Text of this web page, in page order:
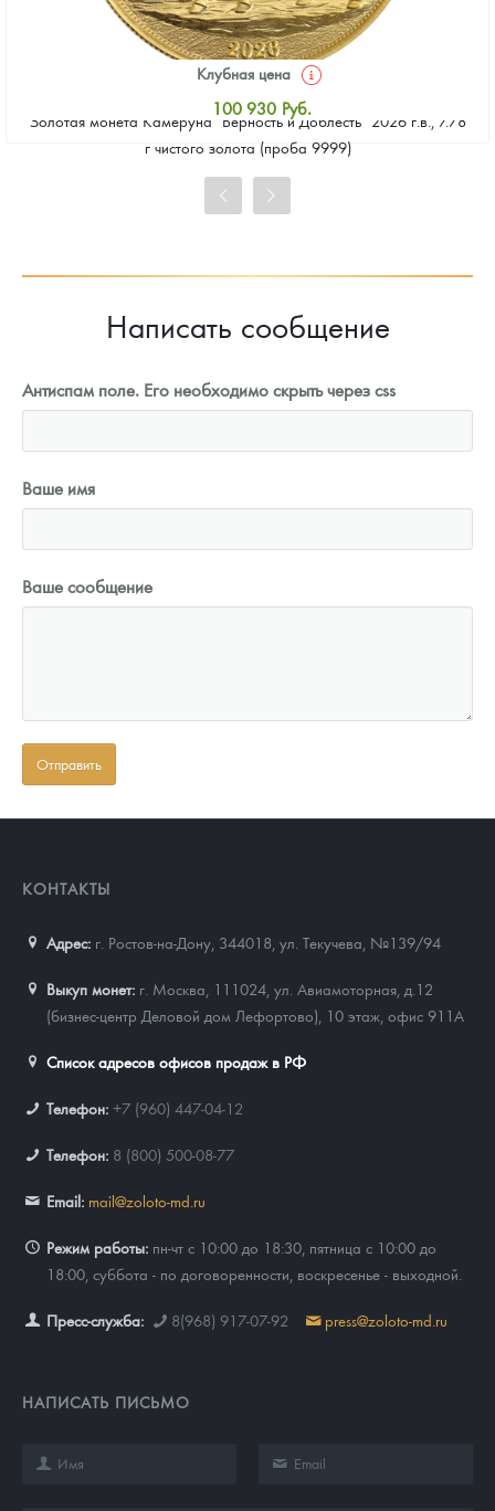
Золотая монета Камеруна "Верность и Доблесть" 2026 г.в., 7.78
г чистого золота (проба 9999)
Клубная цена
100 930 Руб.
Стандартная цена
Цена выкупа
Написать сообщение
Антиспам поле. Его необходимо скрыть через css
Ваше имя
Ваше сообщение
КОНТАКТЫ
Адрес: г. Ростов-на-Дону, 344018 ул. Текучева, №139/94
Выкуп монет: г. Москва, 111024, ул. Авиамоторная, д.12
(бизнес-центр Деловой дом Лефортово), 10 этаж, офис 911А
Список адресов офисов продаж в РФ
Телефон: +7 (960) 447-04-12
Телефон: 8 (800) 500-08-77
Email: mail@zoloto-md.ru
Режим работы: пн-чт с 10:00 до 18:30, пятница с 10:00 до
18:00, суббота - по договоренности, воскресенье - выходной.
Пресс-служба: 8(968) 917-07-92 press@zoloto-md.ru
НАПИСАТЬ ПИСЬМО